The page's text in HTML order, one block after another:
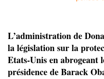
L’administration de
la législation sur la
Etats-Unis en abrogeant
présidence de Barack